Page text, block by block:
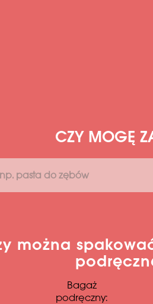
CZY MOGĘ
można
Bagaż
podręczny: